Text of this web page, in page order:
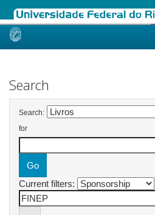
Skip
Search
Search:
for
Current filters: